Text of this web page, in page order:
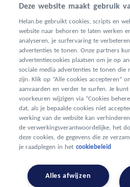
Adres
Boomsesteenweg 5
E-mail
info@hebe-
© 2023 Hebe. Alle
Deze website maakt gebruik
Helan.be gebruikt cookies, scripts en
website naar behoren te laten werken
analyseren, je surfervaring te
advertenties te tonen. Onze partners
advertentiecookies plaatsen om je op
sociale media advertenties te tonen die
zijn. Klik op “Alle cookies accepteren”
aanvaarden en verder te surfen. Je
voorkeuren wijzigen via “Cookies
dat, als je bepaalde cookies niet
werking van de website kan
de verwerkingsverantwoordelijke, het
deze cookies, de gegevens die ze
je raadplegen in het cookiebeleid
Alles afwijzen